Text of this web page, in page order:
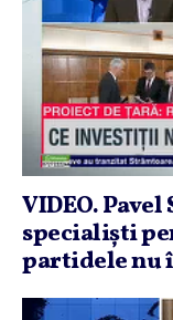
VIDEO.
specialişti
partidele nu